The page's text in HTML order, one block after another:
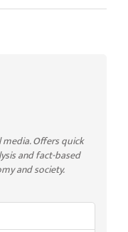
media. Offers quick
and fact-based
and society.